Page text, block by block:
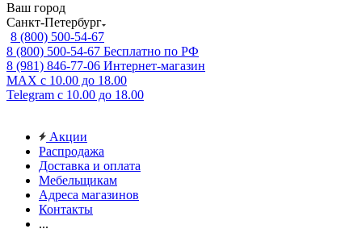
Ваш город
Санкт-Петербург
8 (800) 500-54-67
8 (800) 500-54-67 Бесплатно по РФ
8 (981) 846-77-06 Интернет-магазин
MAX с 10.00 до 18.00
Telegram с 10.00 до 18.00
Акции
Распродажа
Доставка и оплата
Мебельщикам
Адреса магазинов
Контакты
...